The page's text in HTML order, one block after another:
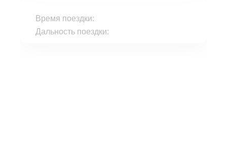
Время поездки:
Дальность поездки: